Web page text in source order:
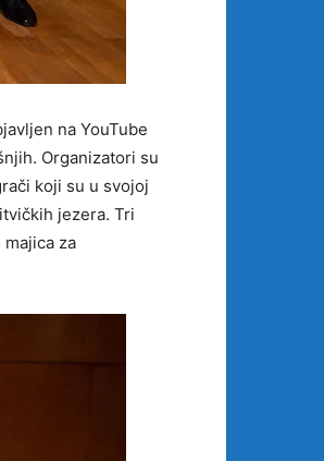
na YouTube
Organizatori su
koji su u svojoj
jezera. Tri
za